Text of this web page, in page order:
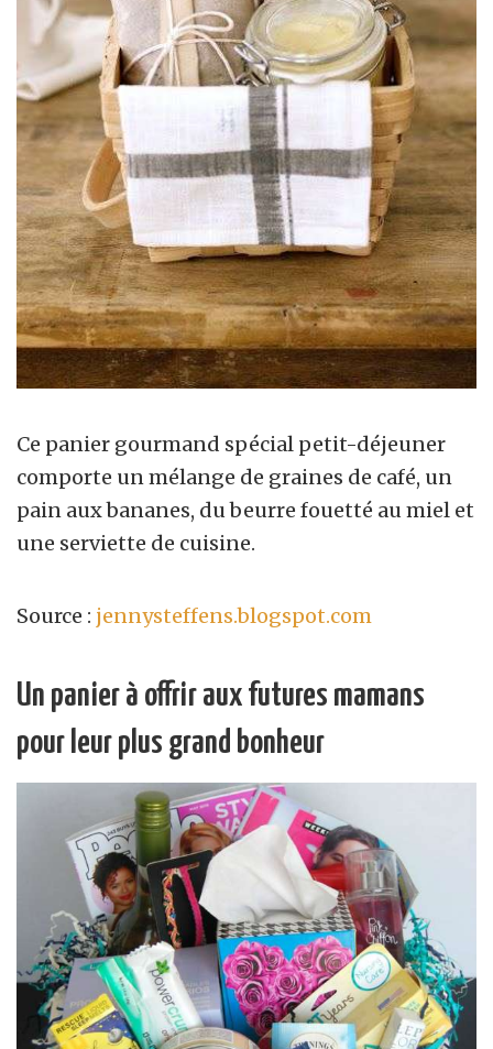
Ce panier gourmand spécial petit-déjeuner
comporte un mélange de graines de café, un
pain aux bananes, du beurre fouetté au miel et
une serviette de cuisine.
Source : jennysteffens.blogspot.com
Un panier à offrir aux futures mamans
pour leur plus grand bonheur